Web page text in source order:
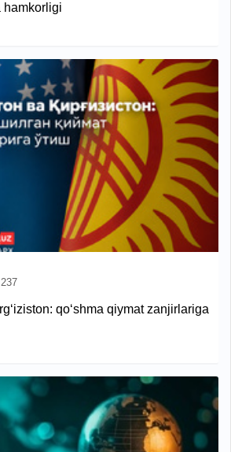
hamkorligi
237
qo‘shma qiymat zanjirlariga